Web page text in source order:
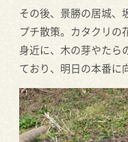
その後、景勝の居城、
プチ散策。カタクリの
身近に、木の芽やたら
ており、明日の本番に